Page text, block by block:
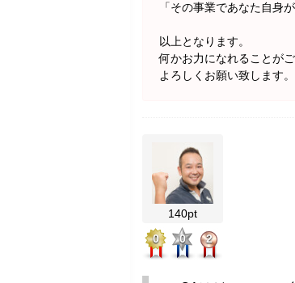
「その事業であなた自身
以上となります。
何かお力になれることが
よろしくお願い致します。
140pt
0
0 2